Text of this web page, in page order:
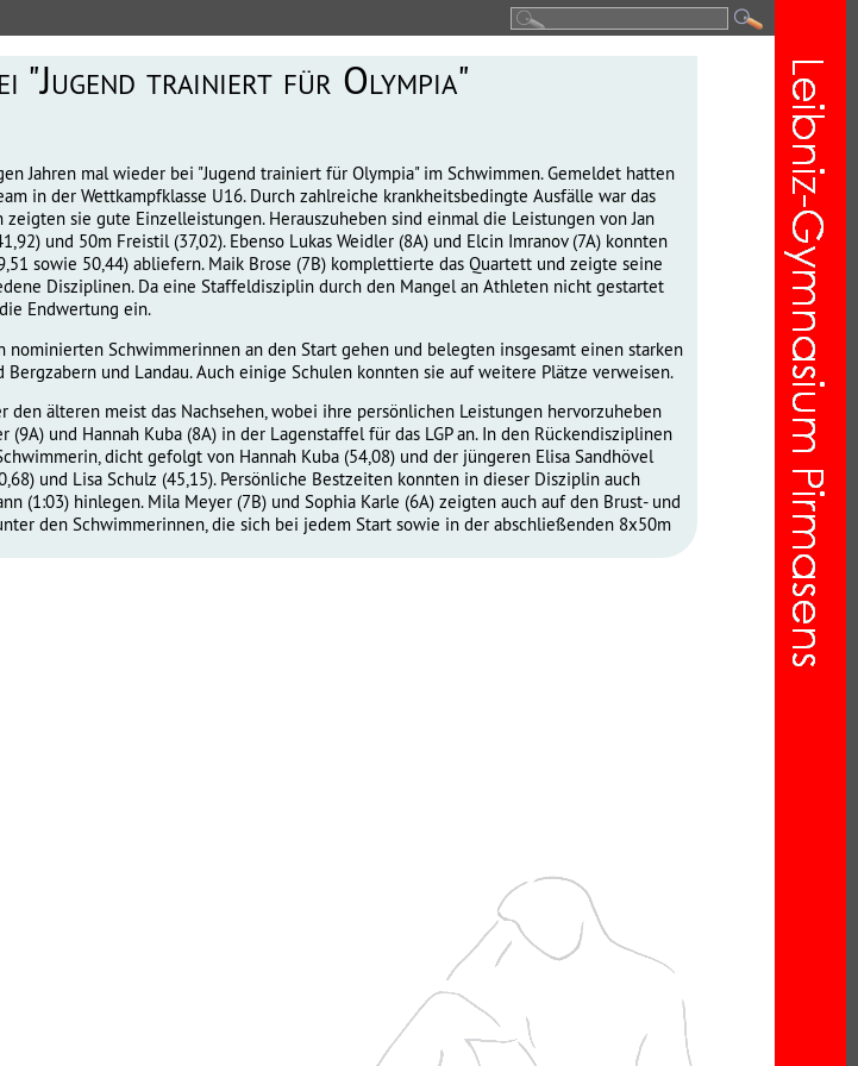
"Jugend trainiert für Olympia"
Jahren mal wieder bei "Jugend trainiert für Olympia" im Schwimmen. Gemeldet hatten
in der Wettkampfklasse U16. Durch zahlreiche krankheitsbedingte Ausfälle war das
zeigten sie gute Einzelleistungen. Herauszuheben sind einmal die Leistungen von Jan
und 50m Freistil (37,02). Ebenso Lukas Weidler (8A) und Elcin Imranov (7A) konnten
sowie 50,44) abliefern. Maik Brose (7B) komplettierte das Quartett und zeigte seine
Disziplinen. Da eine Staffeldisziplin durch den Mangel an Athleten nicht gestartet
Endwertung ein.
nominierten Schwimmerinnen an den Start gehen und belegten insgesamt einen starken
Bergzabern und Landau. Auch einige Schulen konnten sie auf weitere Plätze verweisen.
älteren meist das Nachsehen, wobei ihre persönlichen Leistungen hervorzuheben
(9A) und Hannah Kuba (8A) in der Lagenstaffel für das LGP an. In den Rückendisziplinen
dicht gefolgt von Hannah Kuba (54,08) und der jüngeren Elisa Sandhövel
und Lisa Schulz (45,15). Persönliche Bestzeiten konnten in dieser Disziplin auch
(1:03) hinlegen. Mila Meyer (7B) und Sophia Karle (6A) zeigten auch auf den Brust- und
den Schwimmerinnen, die sich bei jedem Start sowie in der abschließenden 8x50m